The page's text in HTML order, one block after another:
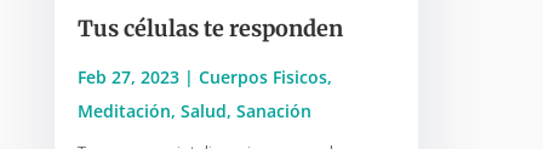
Tus células te responden
Feb 27, 2023| Cuerpos Fisicos,
Meditación, Salud, Sanación